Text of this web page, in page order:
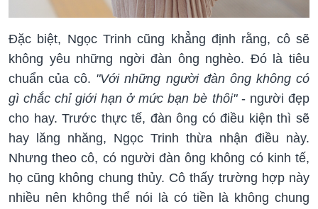
Đặc biệt, Ngọc Trinh cũng khẳng định rằng, cô sẽ
không yêu những ngời đàn ông nghèo. Đó là tiêu
chuẩn của cô. "Với những người đàn ông không có
gì chắc chỉ giới hạn ở mức bạn bè thôi"- người đẹp
cho hay. Trước thực tế, đàn ông có điều kiện thì sẽ
hay lăng nhăng, Ngọc Trinh thừa nhận điều này.
Nhưng theo cô, có người đàn ông không có kinh tế,
họ cũng không chung thủy. Cô thấy trường hợp này
nhiều nên không thể nói là có tiền là không chung